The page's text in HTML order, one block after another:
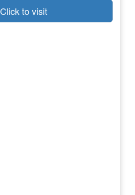
Click to visit